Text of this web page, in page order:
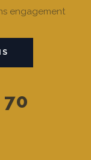
engagement